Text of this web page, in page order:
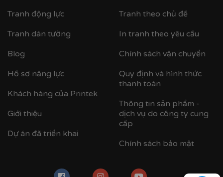
Cận cảnh tranh in trên chất liệu canvas công nghệ in
Tranh động lực
Tranh dán tường
Blog
Hồ sơ năng lực
Khách hàng của Printek
Giới thiệu
Dự án đã triển khai
Tranh theo chủ đề
In tranh theo yêu cầu
Chính sách vận chuyển
Quy định và hình thức
thanh toán
Thông tin sản phẩm -
dịch vụ do công ty cung
cấp
Chính sách bảo mật